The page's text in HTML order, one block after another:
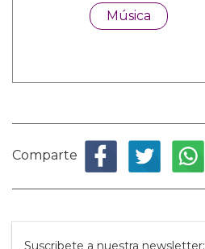
Música
Comparte
Suscribete a nuestra newsletter: